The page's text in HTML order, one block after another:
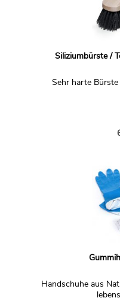
Siliziumbürste /
Sehr harte
Handschuhe aus